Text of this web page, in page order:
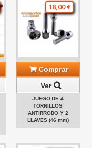
18,00 €
Comprar
Ver
JUEGO DE 4
TORNILLOS
ANTIRROBO Y 2
LLAVES (46 mm)